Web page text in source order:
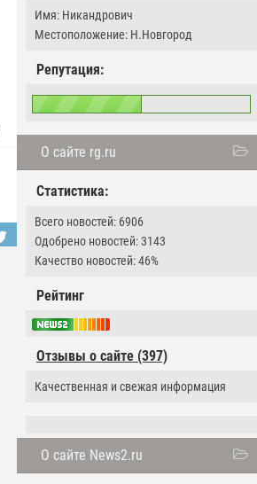
Имя: Никандрович
Местоположение: Н.Новгород
Репутация:
О сайте rg.ru
Статистика:
Всего новостей: 6906
Одобрено новостей: 3143
Качество новостей: 46%
Рейтинг
Отзывы о сайте (397)
Качественная и свежая информация
О сайте News2.ru